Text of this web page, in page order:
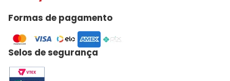
Formas de pagamento
Selos de segurança